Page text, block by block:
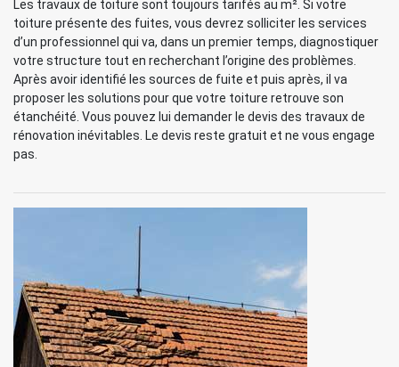
Les travaux de toiture sont toujours tarifés au m². Si votre
toiture présente des fuites, vous devrez solliciter les services
d’un professionnel qui va, dans un premier temps, diagnostiquer
votre structure tout en recherchant l’origine des problèmes.
Après avoir identifié les sources de fuite et puis après, il va
proposer les solutions pour que votre toiture retrouve son
étanchéité. Vous pouvez lui demander le devis des travaux de
rénovation inévitables. Le devis reste gratuit et ne vous engage
pas.